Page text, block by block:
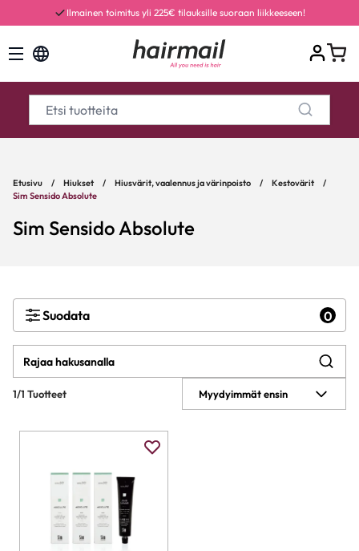
Ilmainen toimitus yli 225€ tilauksille suoraan liikkeeseen!
Etusivu / Hiukset / Hiusvärit, vaalennus ja värinpoisto / Kestovärit
/
Sim Sensido Absolute
Sim Sensido Absolute
Suodata 0
1/1 Tuotteet Myydyimmät ensin